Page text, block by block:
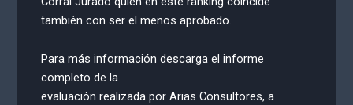
también con ser el menos aprobado.
Para más información descarga el informe
completo de la
evaluación realizada por Arias Consultores, a